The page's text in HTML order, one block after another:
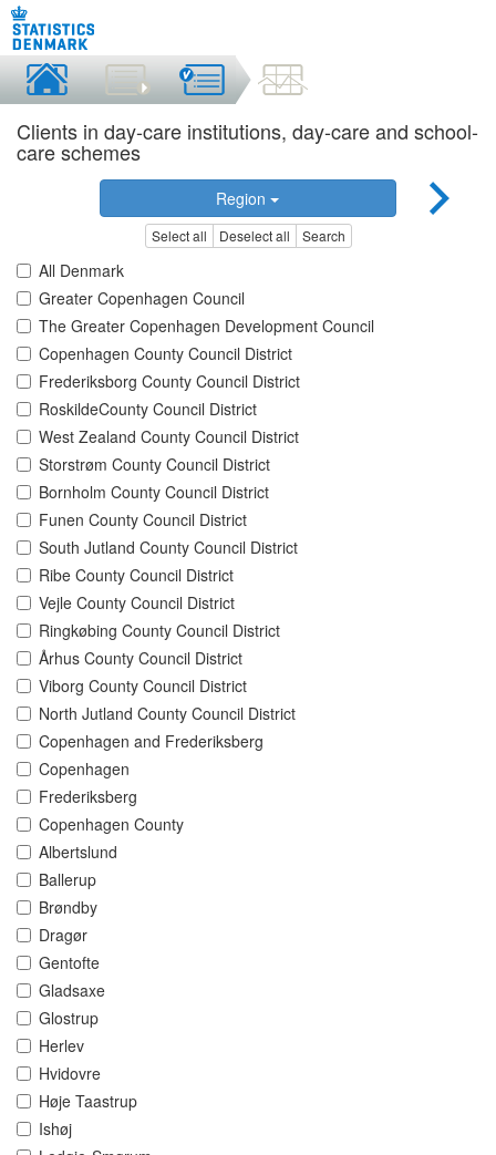
Clients in day-care institutions, day-care and school-
care schemes
Region
Select all Deselect all Search
All Denmark
Greater Copenhagen Council
The Greater Copenhagen Development Council
Copenhagen County Council District
Frederiksborg County Council District
RoskildeCounty Council District
West Zealand County Council District
Storstrøm County Council District
Bornholm County Council District
Funen County Council District
South Jutland County Council District
Ribe County Council District
Vejle County Council District
Ringkøbing County Council District
Århus County Council District
Viborg County Council District
North Jutland County Council District
Copenhagen and Frederiksberg
Copenhagen
Frederiksberg
Copenhagen County
Albertslund
Ballerup
Brøndby
Dragør
Gentofte
Gladsaxe
Glostrup
Herlev
Hvidovre
Høje Taastrup
Ishøj